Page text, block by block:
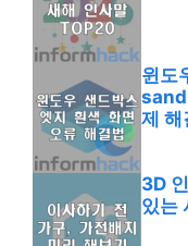
윈도
제 해
3D
있는